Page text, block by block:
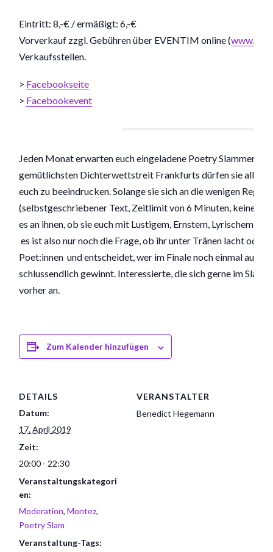
Eintritt: 8,-€ / ermäßigt: 6,-€
Vorverkauf zzgl. Gebühren über EVENTIM online (
Verkaufsstellen.
> Facebookseite
> Facebookevent
Jeden Monat erwarten euch eingeladene Poetry
gemütlichsten Dichterwettstreit Frankfurts dürfen sie alle
euch zu beeindrucken. Solange sie sich an die wenigen
(selbstgeschriebener Text, Zeitlimit von 6 Minuten, keine
es an ihnen, ob sie euch mit Lustigem, Ernstem, Lyrischem
es ist also nur noch die Frage, ob ihr unter Tränen lacht oder
Poet:innen und entscheidet, wer im Finale noch einmal
schlussendlich gewinnt. Interessierte, die sich gerne im
vorher an.
Zum Kalender hinzufügen
DETAILS
Datum:
17. April 2019
Zeit:
20:00 - 22:30
Veranstaltungskategori
en:
Moderation,Montez,
Poetry Slam
Veranstaltung-Tags:
VERANSTALTER
Benedict Hegemann